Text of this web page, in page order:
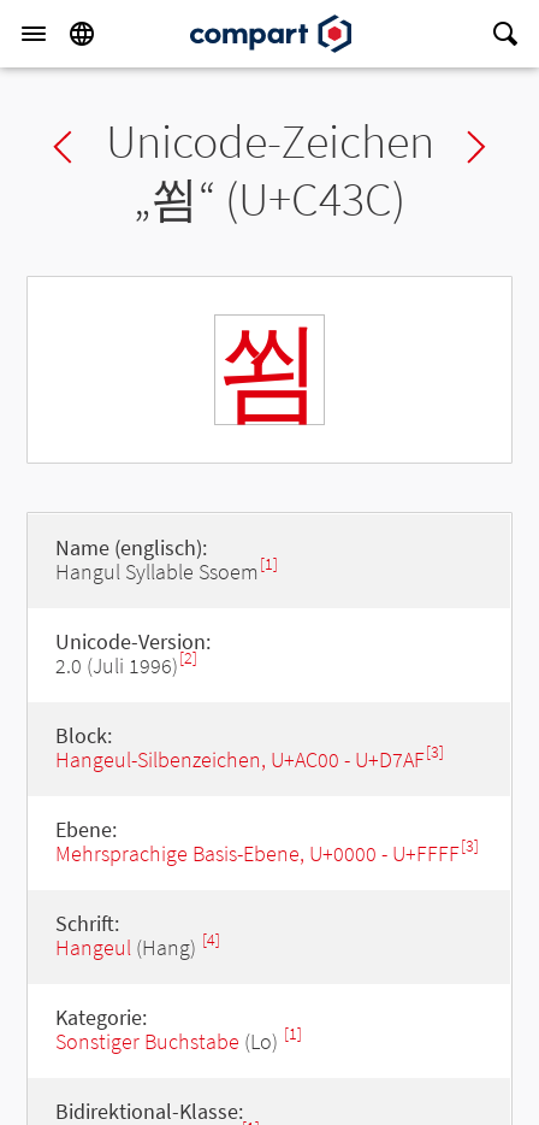
Previous char
Unicode-Zeichen
„쐼“ (U+C43C)
쐼
Name (englisch):
Hangul Syllable Ssoem [1]
Unicode-Version:
2.0 (Juli 1996)[2]
Block:
Hangeul-Silbenzeichen, U+AC00 - U+D7AF[3]
Ebene:
Mehrsprachige Basis-Ebene, U+0000 - U+FFFF[3]
Schrift:
Hangeul(Hang) [4]
Kategorie:
Sonstiger Buchstabe (Lo) [1]
Bidirektional-Klasse: